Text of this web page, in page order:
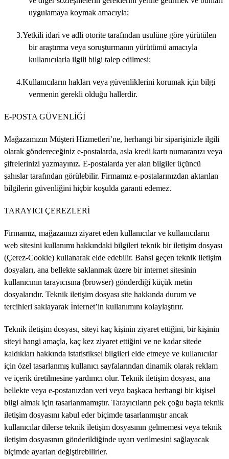
uygulamaya koymak amacıyla;
3.Yetkili idari ve adli otorite tarafından usulüne göre yürütülen
bir araştırma veya soruşturmanın yürütümü amacıyla
kullanıcılarla ilgili bilgi talep edilmesi;
4.Kullanıcıların hakları veya güvenliklerini korumak için bilgi
vermenin gerekli olduğu hallerdir.
E-POSTA GÜVENLİĞİ
Mağazamızın Müşteri Hizmetleri’ne, herhangi bir siparişinizle ilgili
olarak göndereceğiniz e-postalarda, asla kredi kartı numaranızı veya
şifrelerinizi yazmayınız. E-postalarda yer alan bilgiler üçüncü
şahıslar tarafından görülebilir. Firmamız e-postalarınızdan aktarılan
bilgilerin güvenliğini hiçbir koşulda garanti edemez.
TARAYICI ÇEREZLERİ
Firmamız, mağazamızı ziyaret eden kullanıcılar ve kullanıcıların
web sitesini kullanımı hakkındaki bilgileri teknik bir iletişim dosyası
(Çerez-Cookie) kullanarak elde edebilir. Bahsi geçen teknik iletişim
dosyaları, ana bellekte saklanmak üzere bir internet sitesinin
kullanıcının tarayıcısına (browser) gönderdiği küçük metin
dosyalarıdır. Teknik iletişim dosyası site hakkında durum ve
tercihleri saklayarak İnternet’in kullanımını kolaylaştırır.
Teknik iletişim dosyası, siteyi kaç kişinin ziyaret ettiğini, bir kişinin
siteyi hangi amaçla, kaç kez ziyaret ettiğini ve ne kadar sitede
kaldıkları hakkında istatistiksel bilgileri elde etmeye ve kullanıcılar
için özel tasarlanmış kullanıcı sayfalarından dinamik olarak reklam
ve içerik üretilmesine yardımcı olur. Teknik iletişim dosyası, ana
bellekte veya e-postanızdan veri veya başkaca herhangi bir kişisel
bilgi almak için tasarlanmamıştır. Tarayıcıların pek çoğu başta teknik
iletişim dosyasını kabul eder biçimde tasarlanmıştır ancak
kullanıcılar dilerse teknik iletişim dosyasının gelmemesi veya teknik
iletişim dosyasının gönderildiğinde uyarı verilmesini sağlayacak
biçimde ayarları değiştirebilirler.